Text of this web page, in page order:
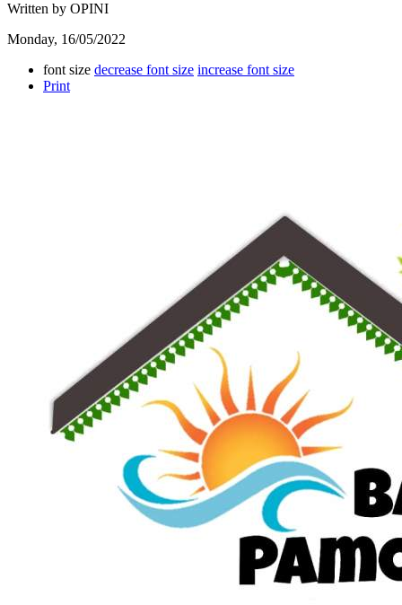
Written by OPINI
Monday, 16/05/2022
font size decrease font size increase font size
Print